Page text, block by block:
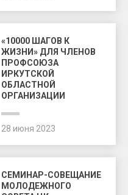
«10000 ШАГОВ К
ЖИЗНИ» ДЛЯ ЧЛЕНОВ
ПРОФСОЮЗА
ИРКУТСКОЙ
ОБЛАСТНОЙ
ОРГАНИЗАЦИИ
28 июня 2023
СЕМИНАР-СОВЕЩАНИЕ
МОЛОДЕЖНОГО